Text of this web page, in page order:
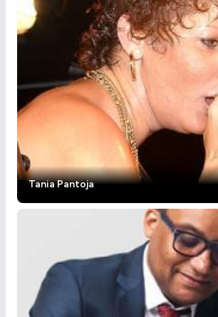
Tania Pantoja